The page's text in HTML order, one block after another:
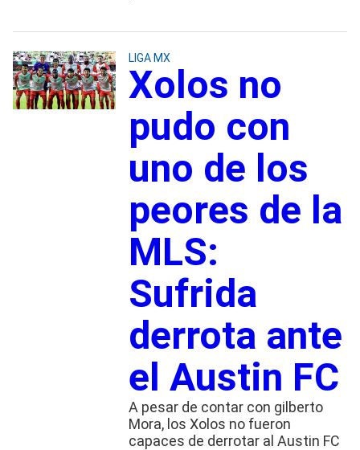
LIGA MX
Xolos no
pudo con
uno de los
peores de la
MLS:
Sufrida
derrota ante
el Austin FC
A pesar de contar con gilberto
Mora, los Xolos no fueron
capaces de derrotar al Austin FC